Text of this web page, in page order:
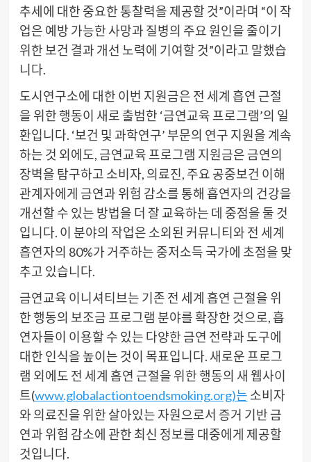
추세에 대한 중요한 통찰력을 제공할 것”이라며 “이 작
업은 예방 가능한 사망과 질병의 주요 원인을 줄이기
위한 보건 결과 개선 노력에 기여할 것”이라고 말했습
니다.
도시연구소에 대한 이번 지원금은 전 세계 흡연 근절
을 위한 행동이 새로 출범한 ‘금연교육 프로그램’의 일
환입니다. ‘보건 및 과학연구’ 부문의 연구 지원을 계속
하는 것 외에도, 금연교육 프로그램 지원금은 금연의
장벽을 탐구하고 소비자, 의료진, 주요 공중보건 이해
관계자에게 금연과 위험 감소를 통해 흡연자의 건강을
개선할 수 있는 방법을 더 잘 교육하는 데 중점을 둘 것
입니다. 이 분야의 작업은 소외된 커뮤니티와 전 세계
흡연자의 80%가 거주하는 중저소득 국가에 초점을 맞
추고 있습니다.
금연교육 이니셔티브는 기존 전 세계 흡연 근절을 위
한 행동의 보조금 프로그램 분야를 확장한 것으로, 흡
연자들이 이용할 수 있는 다양한 금연 전략과 도구에
대한 인식을 높이는 것이 목표입니다. 새로운 프로그
램 외에도 전 세계 흡연 근절을 위한 행동의 새 웹사이
트(www.globalactiontoendsmoking.org)는 소비자
와 의료진을 위한 살아있는 자원으로서 증거 기반 금
연과 위험 감소에 관한 최신 정보를 대중에게 제공할
것입니다.